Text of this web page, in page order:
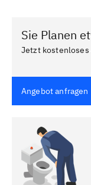
Sie Planen
Jetzt kostenloses
Angebot anfragen